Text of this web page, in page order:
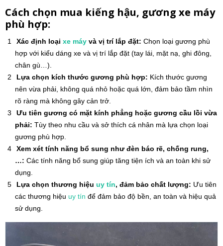
Cách chọn mua kiếng hậu, gương xe máy
phù hợp:
Xác định loại xe máy và vị trí lắp đặt: Chọn loại gương phù
hợp với kiểu dáng xe và vị trí lắp đặt (tay lái, mặt nạ, ghi đông,
chân gù…).
Lựa chọn kích thước gương phù hợp: Kích thước gương
nên vừa phải, không quá nhỏ hoặc quá lớn, đảm bảo tầm nhìn
rõ ràng mà không gây cản trở.
Ưu tiên gương có mặt kính phẳng hoặc gương cầu lồi vừa
phải: Tùy theo nhu cầu và sở thích cá nhân mà lựa chọn loại
gương phù hợp.
Xem xét tính năng bổ sung như đèn báo rẽ, chống rung,
…: Các tính năng bổ sung giúp tăng tiện ích và an toàn khi sử
dụng.
Lựa chọn thương hiệu uy tín, đảm bảo chất lượng: Ưu tiên
các thương hiệu uy tín để đảm bảo độ bền, an toàn và hiệu quả
sử dụng.